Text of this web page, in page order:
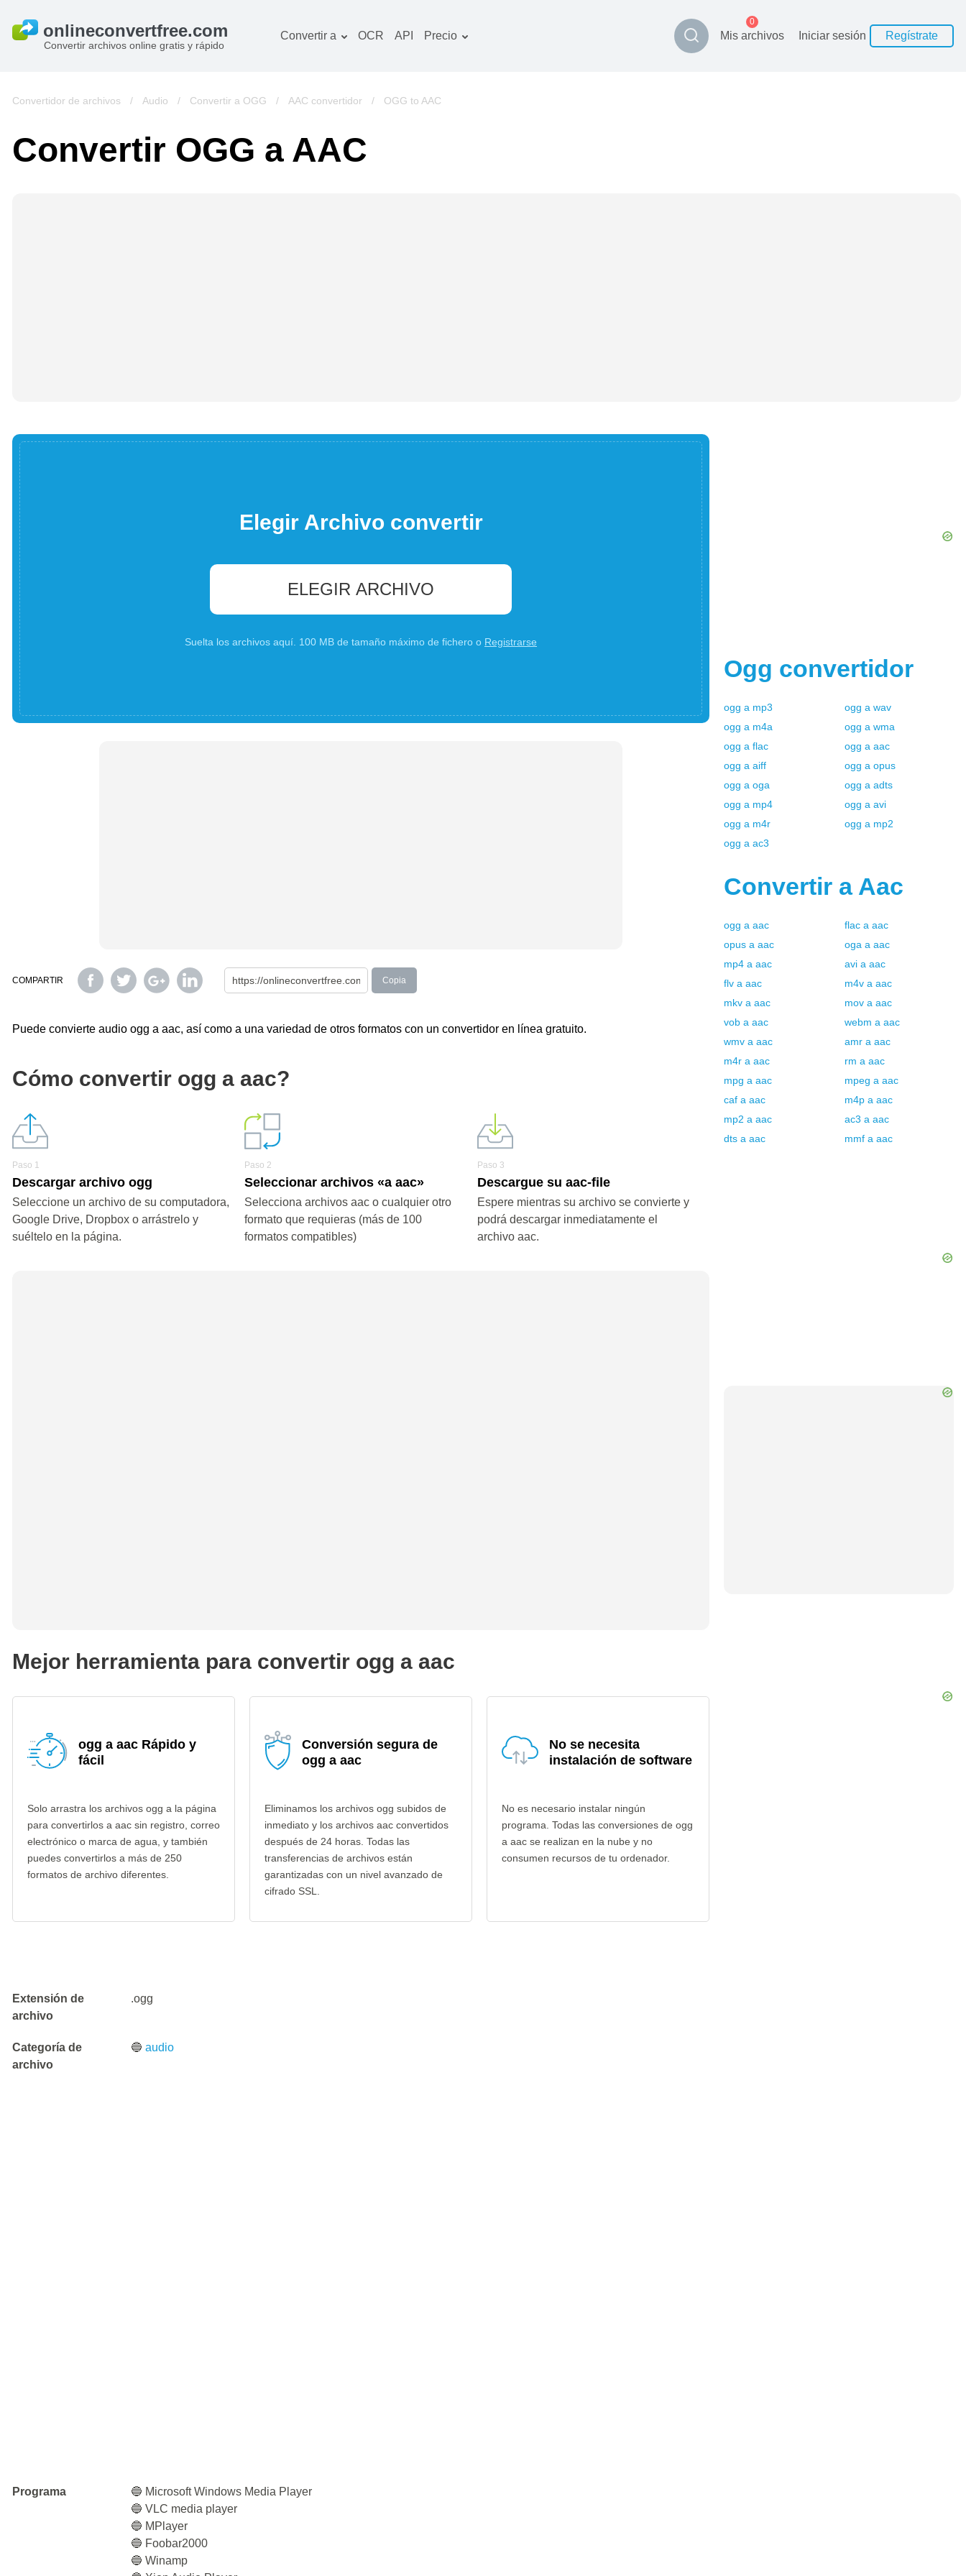
Convertir archivos online gratis y rápido
Convertir a
Imagines convertidor
Libros convertidor
OCR API Precio Mis archivos
0
Iniciar sesión Regístrate
Convertidor de archivos / Audio / Convertir a OGG / AAC convertidor / OGG to AAC
Convertir OGG a AAC
Elegir Archivo convertir
ELEGIR ARCHIVO
Suelta los archivos aquí. 100 MB de tamaño máximo de fichero o Registrarse
COMPARTIR Copia
Puede convierte audio ogg a aac, así como a una variedad de otros formatos con un convertidor en línea gratuito.
Cómo convertir ogg a aac?
Paso 1
Descargar archivo ogg
Seleccione un archivo de su computadora,
Google Drive, Dropbox o arrástrelo y
suéltelo en la página.
Paso 2
Seleccionar archivos «a aac»
Selecciona archivos aac o cualquier otro
formato que requieras (más de 100
formatos compatibles)
Paso 3
Descargue su aac-file
Espere mientras su archivo se convierte y
podrá descargar inmediatamente el
archivo aac.
Mejor herramienta para convertir ogg a aac
ogg a aac Rápido y
fácil
Solo arrastra los archivos ogg a la página
para convertirlos a aac sin registro, correo
electrónico o marca de agua, y también
puedes convertirlos a más de 250
formatos de archivo diferentes.
Conversión segura de
ogg a aac
Eliminamos los archivos ogg subidos de
inmediato y los archivos aac convertidos
después de 24 horas. Todas las
transferencias de archivos están
garantizadas con un nivel avanzado de
cifrado SSL.
No se necesita
instalación de software
No es necesario instalar ningún
programa. Todas las conversiones de ogg
a aac se realizan en la nube y no
consumen recursos de tu ordenador.
Extensión de
archivo
.ogg
Categoría de
archivo
🔵audio
Programa
🔵 Microsoft Windows Media Player
🔵 VLC media player
🔵 MPlayer
🔵 Foobar2000
🔵 Winamp
Ogg convertidor
ogg a mp3 ogg a wav
ogg a m4a ogg a wma
ogg a flac ogg a aac
ogg a aiff ogg a opus
ogg a oga ogg a adts
ogg a mp4 ogg a avi
ogg a m4r ogg a mp2
ogg a ac3
Convertir a Aac
ogg a aac flac a aac
opus a aac oga a aac
mp4 a aac avi a aac
flv a aac m4v a aac
mkv a aac mov a aac
vob a aac webm a aac
wmv a aac amr a aac
m4r a aac rm a aac
mpg a aac mpeg a aac
caf a aac m4p a aac
mp2 a aac ac3 a aac
dts a aac mmf a aac